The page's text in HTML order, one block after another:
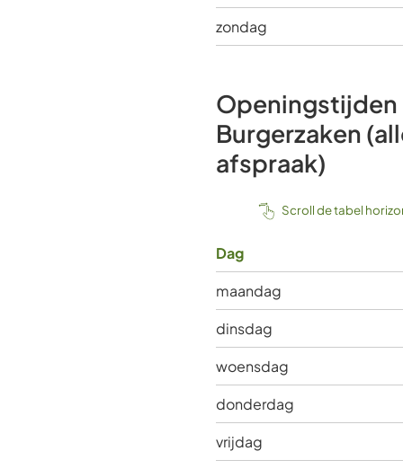
zondag
Openingstijden
Burgerzaken
afspraak)
Scroll de tabel
Dag
maandag
dinsdag
woensdag
donderdag
vrijdag